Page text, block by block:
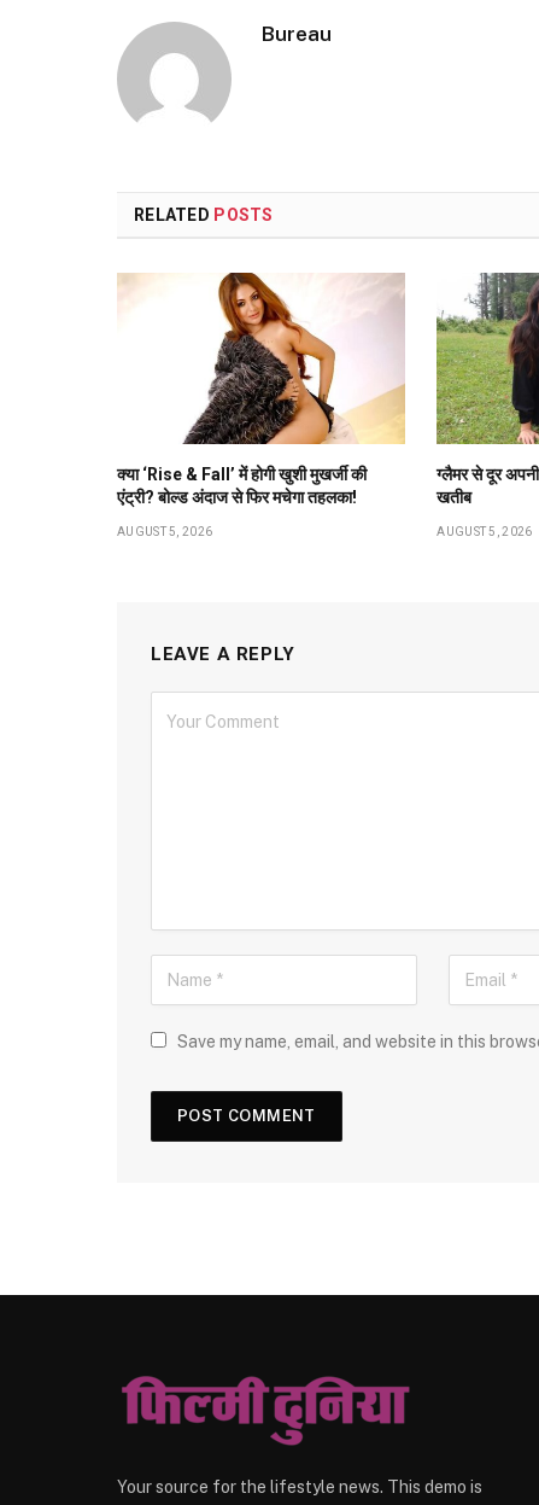
Bureau
RELATED POSTS
क्या ‘Rise & Fall’ में होगी खुशी मुखर्जी की
एंट्री? बोल्ड अंदाज से फिर मचेगा तहलका!
AUGUST 5, 2026
ग्लैमर से दूर
खतीब
AUGUST 5, 2026
LEAVE A REPLY
Save my name, email, and website in this
Your source for the lifestyle news. This demo is